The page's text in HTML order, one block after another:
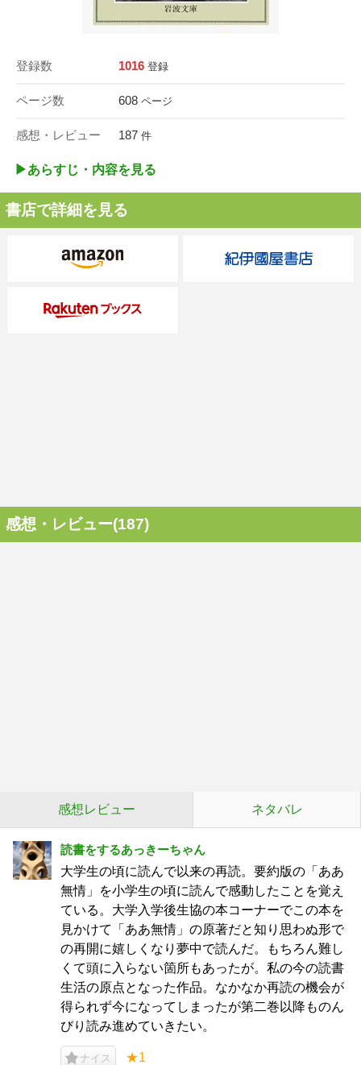
登録数 1016 登録
ページ数 608 ページ
感想・レビュー 187 件
▶︎あらすじ・内容を見る
書店で詳細を見る
感想・レビュー(187)
感想レビュー ネタバレ
読書をするあっきーちゃん
大学生の頃に読んで以来の再読。要約版の「ああ
無情」を小学生の頃に読んで感動したことを覚え
ている。大学入学後生協の本コーナーでこの本を
見かけて「ああ無情」の原著だと知り思わぬ形で
の再開に嬉しくなり夢中で読んだ。もちろん難し
くて頭に入らない箇所もあったが。私の今の読書
生活の原点となった作品。なかなか再読の機会が
得られず今になってしまったが第二巻以降ものん
びり読み進めていきたい。
ナイス ★1